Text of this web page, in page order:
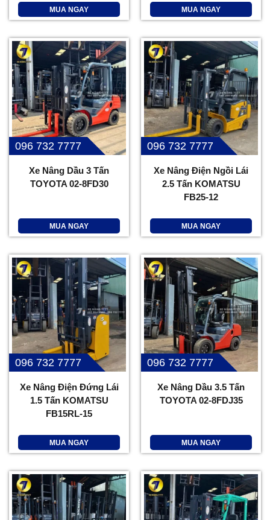
MUA NGAY MUA NGAY
096 732 7777
Xe Nâng Dầu 3 Tấn
TOYOTA 02-8FD30
MUA NGAY
096 732 7777
Xe Nâng Điện Ngồi Lái
2.5 Tấn KOMATSU
FB25-12
MUA NGAY
096 732 7777
Xe Nâng Điện Đứng Lái
1.5 Tấn KOMATSU
FB15RL-15
MUA NGAY
096 732 7777
Xe Nâng Dầu 3.5 Tấn
TOYOTA 02-8FDJ35
MUA NGAY